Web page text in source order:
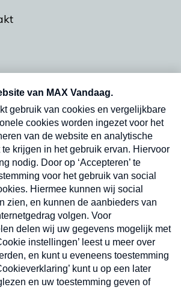
abonnement op onze
vrijdag- en dinsdagochtend in
Verzend
abonnement op onze